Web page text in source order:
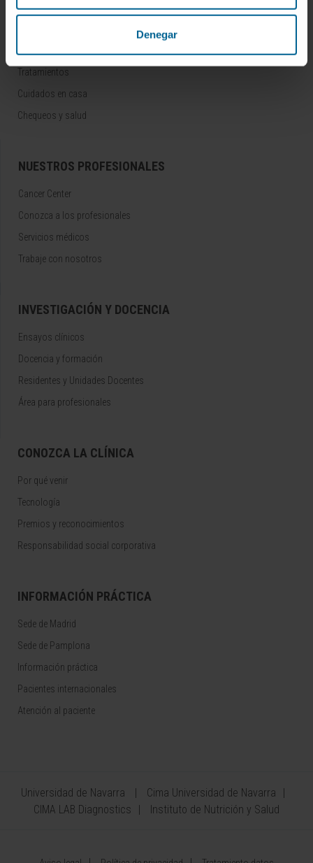
Denegar
Pruebas diagnósticas
Tratamientos
Cuidados en casa
Chequeos y salud
NUESTROS PROFESIONALES
Cancer Center
Conozca a los profesionales
Servicios médicos
Trabaje con nosotros
INVESTIGACIÓN Y DOCENCIA
Ensayos clínicos
Docencia y formación
Residentes y Unidades Docentes
Área para profesionales
CONOZCA LA CLÍNICA
Por qué venir
Tecnología
Premios y reconocimientos
Responsabilidad social corporativa
INFORMACIÓN PRÁCTICA
Sede de Madrid
Sede de Pamplona
Información práctica
Pacientes internacionales
Atención al paciente
Universidad de Navarra
Cima Universidad de Navarra
CIMA LAB Diagnostics
Instituto de Nutrición y Salud